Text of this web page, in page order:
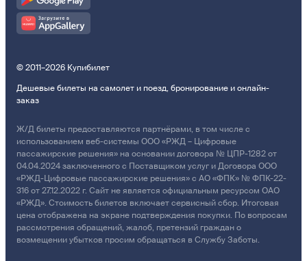
© 2011–2026 Купибилет
Дешевые билеты на самолет и поезд, бронирование и онлайн-
заказ
Ж/Д билеты предоставляются партнёрами, в том числе с
использованием веб-системы ООО «РЖД – Цифровые
пассажирские решения» на основании договора № ЦПР-1282 от
04.04.2024 заключенного с Поставщиком услуг и Договора ООО
«РЖД-Цифровые пассажирские решения» с АО «ФПК» № ФПК-22-
316 от 27.12.2022 г. Сайт не является официальным ресурсом ОАО
«РЖД». Стоимость билетов включает сервисный сбор. Итоговая
цена отображена на экране подтверждения покупки. По вопросам
рассмотрения обращений, жалоб, претензий граждан о
возмещении убытков просим обращаться в Службу Заботы.